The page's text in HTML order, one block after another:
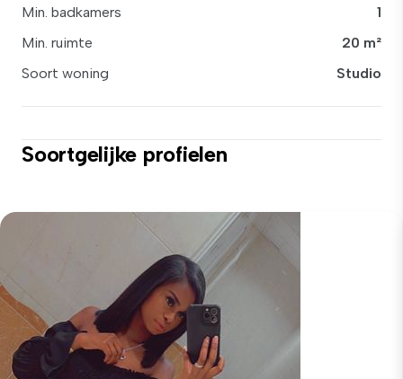
Min. badkamers
1
Min. ruimte
20 m²
Soort woning
Studio
Soortgelijke profielen